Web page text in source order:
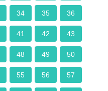
34 35 36
41 42 43
48 49 50
55 56 57